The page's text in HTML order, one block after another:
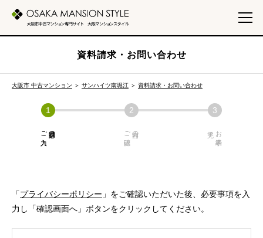
資料請求・お問い合わせ
大阪市 中古マンション ＞ サンハイツ南堀江 ＞ 資料請求・お問い合わせ
必須項目の
ご入力 内容の
ご確認 お手続き
「プライバシーポリシー 」をご確認いただいた後、必要事項を入
力し「確認画面へ」ボタンをクリックしてください。